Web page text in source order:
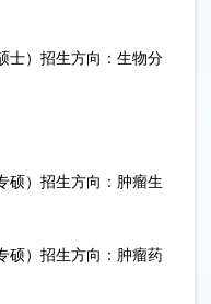
）招生方向：生物分
）招生方向：肿瘤生
）招生方向：肿瘤药